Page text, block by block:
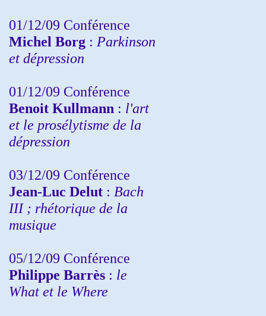
01/12/09 Conférence
Michel Borg : Parkinson
et dépression
01/12/09 Conférence
Benoit Kullmann : l'art
et le prosélytisme de la
dépression
03/12/09 Conférence
Jean-Luc Delut : Bach
III ; rhétorique de la
musique
05/12/09 Conférence
Philippe Barrès : le
What et le Where